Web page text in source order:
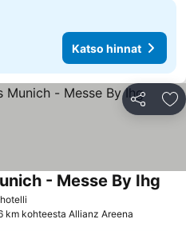
Katso hinnat
Jaa
- Messe By Ihg
km kohteesta Allianz Areena